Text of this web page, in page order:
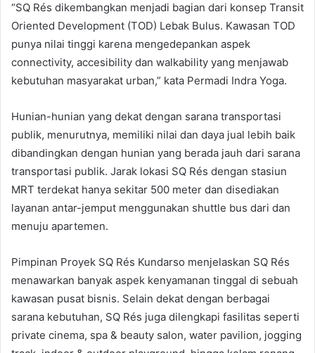
“SQ Rés dikembangkan menjadi bagian dari konsep Transit
Oriented Development (TOD) Lebak Bulus. Kawasan TOD
punya nilai tinggi karena mengedepankan aspek
connectivity, accesibility dan walkability yang menjawab
kebutuhan masyarakat urban,” kata Permadi Indra Yoga.
Hunian-hunian yang dekat dengan sarana transportasi
publik, menurutnya, memiliki nilai dan daya jual lebih baik
dibandingkan dengan hunian yang berada jauh dari sarana
transportasi publik. Jarak lokasi SQ Rés dengan stasiun
MRT terdekat hanya sekitar 500 meter dan disediakan
layanan antar-jemput menggunakan shuttle bus dari dan
menuju apartemen.
Pimpinan Proyek SQ Rés Kundarso menjelaskan SQ Rés
menawarkan banyak aspek kenyamanan tinggal di sebuah
kawasan pusat bisnis. Selain dekat dengan berbagai
sarana kebutuhan, SQ Rés juga dilengkapi fasilitas seperti
private cinema, spa & beauty salon, water pavilion, jogging